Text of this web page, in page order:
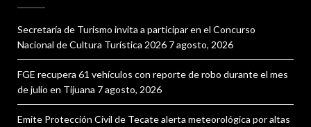
Secretaría de Turismo invita a participar en el Concurso
Nacional de Cultura Turística 2026 7 agosto, 2026
FGE recupera 61 vehículos con reporte de robo durante el mes
de julio en Tijuana 7 agosto, 2026
Emite Protección Civil de Tecate alerta meteorológica por altas